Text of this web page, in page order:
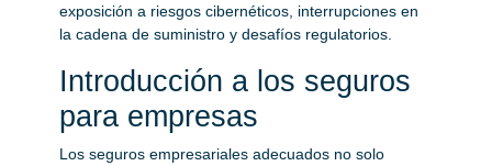
exposición a riesgos cibernéticos, interrupciones en
la cadena de suministro y desafíos regulatorios.
Introducción a los seguros
para empresas
Los seguros empresariales adecuados no solo